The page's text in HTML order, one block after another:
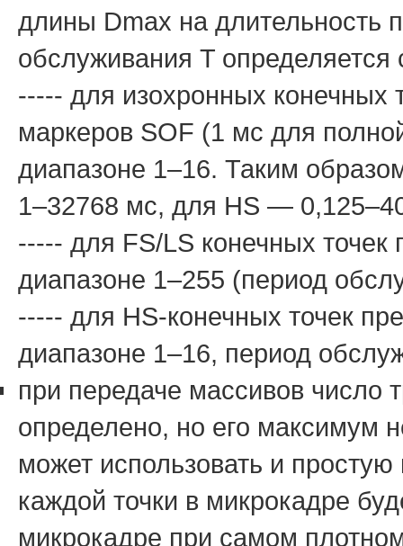
длины Dmax на длительность
обслуживания T
----- для изохронных конечных
маркеров SOF (1 мс для
диапазоне 1–16. Таким
1–32768 мс, для HS —
----- для FS/LS конечных
диапазоне 1–255 (период
----- для HS-конечных точек
диапазоне 1–16, период
при передаче массивов число
определено, но его максимум
может использовать и
каждой точки в микрокадре
микрокадре при самом